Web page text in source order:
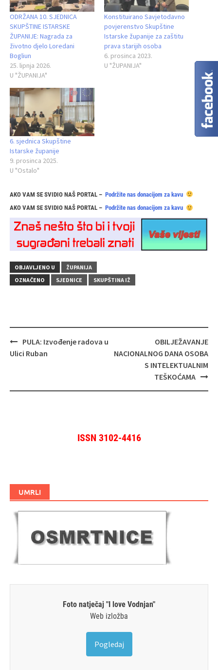
ODRŽANA 10. SJEDNICA
SKUPŠTINE ISTARSKE
ŽUPANIJE: Nagrada za
životno djelo Loredani
Bogliun
25. lipnja 2026.
U "ŽUPANIJA"
Konstituirano Savjetodavno
povjerenstvo Skupštine
Istarske županije za zaštitu
prava starijih osoba
6. prosinca 2023.
U "ŽUPANIJA"
6. sjednica Skupštine
Istarske županije
9. prosinca 2025.
U "Ostalo"
AKO VAM SE SVIDIO NAŠ PORTAL – Podržite nas donacijom za kavu
AKO VAM SE SVIDIO NAŠ PORTAL – Podržite nas donacijom za kavu
OBJAVLJENO U
ŽUPANIJA
OZNAČENO
SJEDNICE SKUPŠTINA IŽ
Navigacija
objava
PULA: Izvođenje radova u
Ulici Ruban
OBILJEŽAVANJE
NACIONALNOG DANA OSOBA
S INTELEKTUALNIM
TEŠKOĆAMA
ISSN 3102-4416
UMRLI
Foto natječaj "I love Vodnjan"
Web izložba
Pogledaj